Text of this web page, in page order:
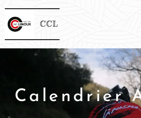
CCL
Calendrier